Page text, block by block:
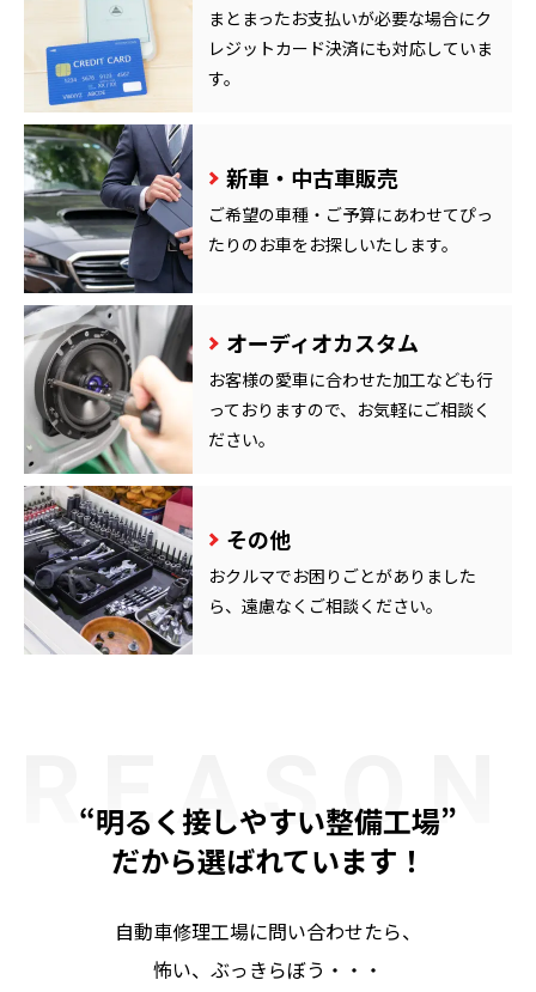
まとまったお支払いが必要な場合にク
レジットカード決済にも対応していま
す。
新車・中古車販売
ご希望の車種・ご予算にあわせてぴっ
たりのお車をお探しいたします。
オーディオカスタム
お客様の愛車に合わせた加工なども行
っておりますので、お気軽にご相談く
ださい。
その他
おクルマでお困りごとがありました
ら、遠慮なくご相談ください。
“明るく接しやすい整備工場”
だから選ばれています！
REASON
自動車修理工場に問い合わせたら、
怖い、ぶっきらぼう・・・